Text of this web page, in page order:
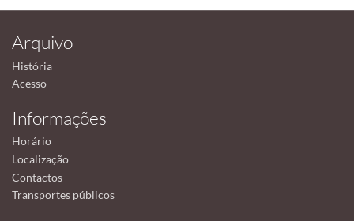
Arquivo
História
Acesso
Informações
Horário
Localização
Contactos
Transportes públicos